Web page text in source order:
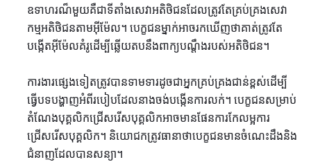
ឧទាហរណ៏មួយគឺជាទីតាំងសេវាអតិថិជនដែលត្រូវតែគ្រប់គ្រងសេវា
កម្មអតិថិជនតាមអ៊ីម៉ែល។ បេក្ខជនម្នាក់អាចរកឃើញថាគាត់ត្រូវតែ
បង្កើតអ៊ីម៉ែលគំរូដើម្បីឆ្លើយតបនឹងពាក្យបណ្តឹងរបស់អតិថិជន។
ការងារផ្សេងទៀតត្រូវបានទាមទារដូចជាអ្នកគ្រប់គ្រងជាន់ខ្ពស់ដើម្បី
ធ្វើបទបង្ហាញអំពីរបៀបដែលនាងចង់បង្កើនការលក់។ បេក្ខជនសម្រាប់
តំណែងបុគ្គលិកជ្រើសរើសបុគ្គលិកអាចមានផែនការកែលម្អការ
ជ្រើសរើសបុគ្គលិក។ និយោជកត្រូវធានាថាបេក្ខជនមានចំណេះដឹងនិង
ជំនាញដែលបានសន្យា។